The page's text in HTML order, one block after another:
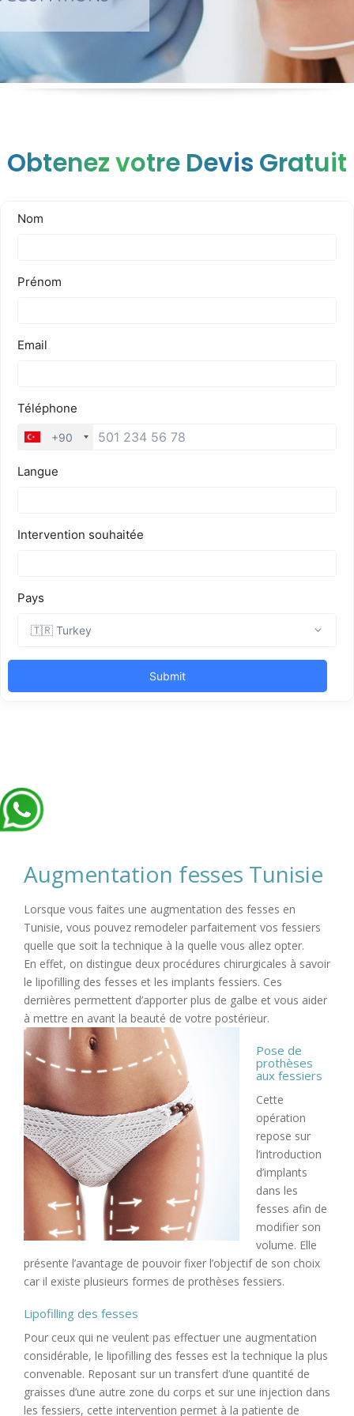
Obtenez votre Devis Gratuit
Augmentation fesses Tunisie
Lorsque vous faites une augmentation des fesses en
Tunisie, vous pouvez remodeler parfaitement vos fessiers
quelle que soit la technique à la quelle vous allez opter.
En effet, on distingue deux procédures chirurgicales à savoir
le lipofilling des fesses et les implants fessiers. Ces
dernières permettent d’apporter plus de galbe et vous aider
à mettre en avant la beauté de votre postérieur.
Pose de
prothèses
aux fessiers
Cette
opération
repose sur
l’introduction
d’implants
dans les
fesses afin de
modifier son
volume. Elle
présente l’avantage de pouvoir fixer l’objectif de son choix
car il existe plusieurs formes de prothèses fessiers.
Lipofilling des fesses
Pour ceux qui ne veulent pas effectuer une augmentation
considérable, le lipofilling des fesses est la technique la plus
convenable. Reposant sur un transfert d’une quantité de
graisses d’une autre zone du corps et sur une injection dans
les fessiers, cette intervention permet à la patiente de